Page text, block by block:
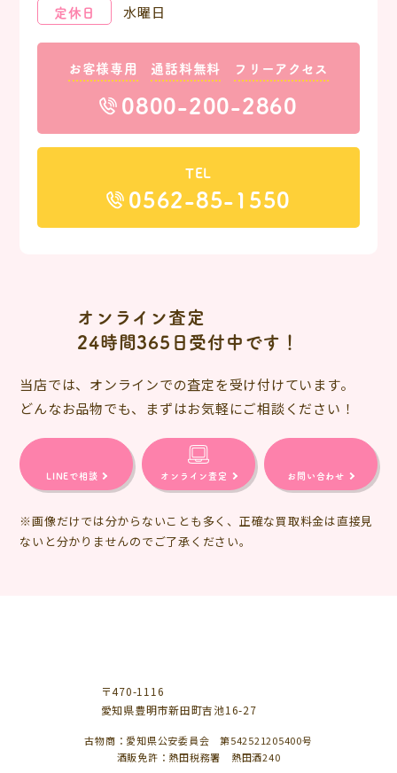
定休日
水曜日
お客様専用 通話料無料 フリーアクセス
0800-200-2860
TEL
0562-85-1550
オンライン査定
24時間365日受付中です！
当店では、オンラインでの査定を受け付けています。
どんなお品物でも、まずはお気軽にご相談ください！
LINEで相談 オンライン査定 お問い合わせ
※画像だけでは分からないことも多く、正確な買取料金は直接見
ないと分かりませんのでご了承ください。
〒470-1116
愛知県豊明市新田町吉池16-27
古物商：愛知県公安委員会 第542521205400号
酒販免許：熱田税務署 熱田酒240